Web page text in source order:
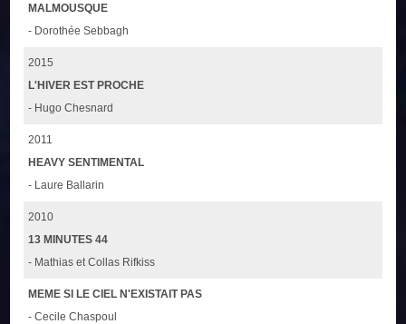
MALMOUSQUE
- Dorothée Sebbagh
2015
L'HIVER EST PROCHE
- Hugo Chesnard
2011
HEAVY SENTIMENTAL
- Laure Ballarin
2010
13 MINUTES 44
- Mathias et Collas Rifkiss
MEME SI LE CIEL N'EXISTAIT PAS
- Cecile Chaspoul